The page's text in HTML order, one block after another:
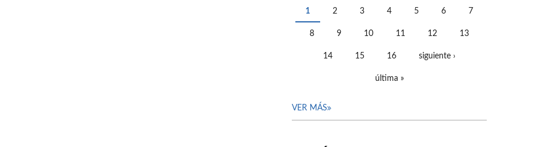
PÁGINAS
1 2 3 4 5 6 7
8 9 10 11 12 13
14 15 16 siguiente ›
última »
VER MÁS